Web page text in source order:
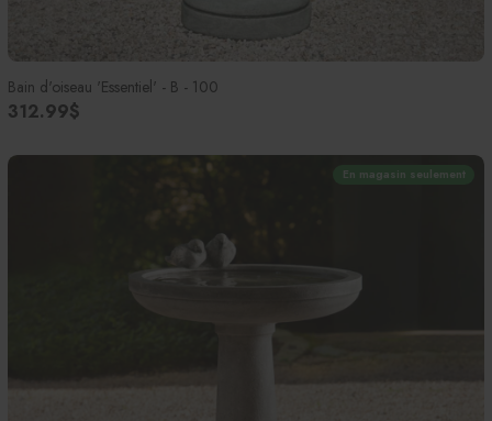
Bain d'oiseau 'Essentiel' - B - 100
312.99$
En magasin seulement